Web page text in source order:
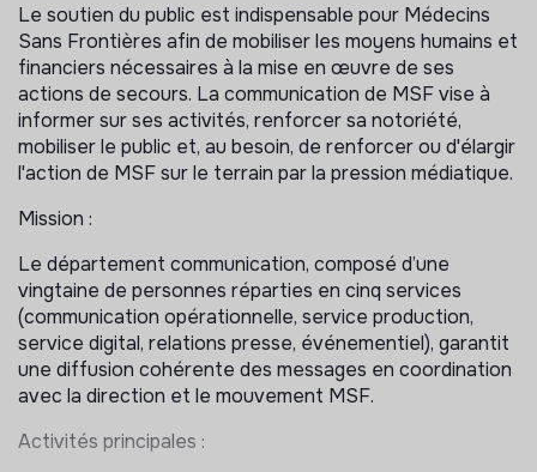
Le soutien du public est indispensable pour Médecins
Sans Frontières afin de mobiliser les moyens humains et
financiers nécessaires à la mise en œuvre de ses
actions de secours. La communication de MSF vise à
informer sur ses activités, renforcer sa notoriété,
mobiliser le public et, au besoin, de renforcer ou d'élargir
l'action de MSF sur le terrain par la pression médiatique.
Mission :
Le département communication, composé d’une
vingtaine de personnes réparties en cinq services
(communication opérationnelle, service production,
service digital, relations presse, événementiel), garantit
une diffusion cohérente des messages en coordination
avec la direction et le mouvement MSF.
Activités principales :